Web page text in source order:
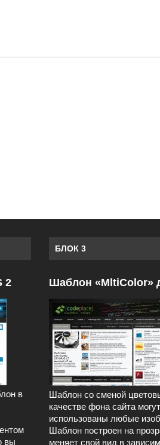
2
в
вы
БЛОК 3
Шаблон «MltiColor»
Шаблон со сменой
качестве фона сайта
использованы любые
Шаблон построен на
меняет свой вид в